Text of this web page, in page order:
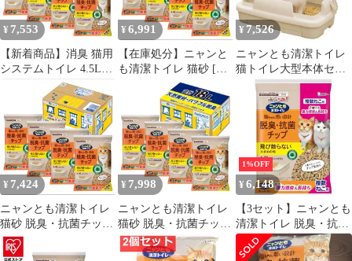
¥ 7,553
【新着商品】消臭 猫用
システムトイレ 4.5L×4
個 (ケース販売) 大きめ
の粒 脱臭・抗菌チップ
猫砂 ニャンとも清潔ト
イレ
¥ 6,991
【在庫処分】ニャンと
も清潔トイレ 猫砂 [天
然素材でパワフルに脱
臭] 脱臭・抗菌チップ
大きめの粒 4.4L×4個 シ
ステムトイレ 猫用 消臭
ネコ砂 (ケース販売)
¥ 7,526
ニャンとも清潔トイレ
猫トイレ大型本体セッ
ト[約1か月分猫砂・シ
ート付]のびのび
¥ 7,424
ニャンとも清潔トイレ
猫砂 脱臭・抗菌チップ
大きめの粒 4.4L×4個 シ
ステムトイレ 猫用 消臭
¥ 7,998
ニャンとも清潔トイレ
猫砂 脱臭・抗菌チップ
大きめの粒 4.5L×4個
1%OFF
¥ 6,148
【3セット】ニャンとも
清潔トイレ 脱臭・抗菌
チップ 複数ねこ用 大き
めの粒 4.0L